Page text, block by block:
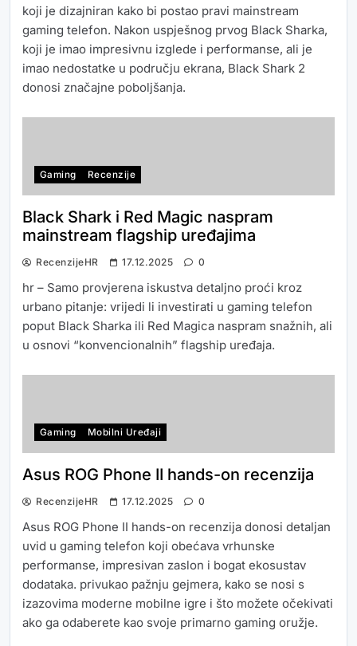
koji je dizajniran kako bi postao pravi mainstream
gaming telefon. Nakon uspješnog prvog Black Sharka,
koji je imao impresivnu izglede i performanse, ali je
imao nedostatke u području ekrana, Black Shark 2
donosi značajne poboljšanja.
Gaming Recenzije
Black Shark i Red Magic naspram
mainstream flagship uređajima
RecenzijeHR 17.12.2025 0
hr – Samo provjerenа iskustva detaljno proći kroz
urbano pitanje: vrijedi li investirati u gaming telefon
poput Black Sharka ili Red Magica naspram snažnih, ali
u osnovi “konvencionalnih” flagship uređaja.
Gaming Mobilni Uređaji
Asus ROG Phone II hands-on recenzija
RecenzijeHR 17.12.2025 0
Asus ROG Phone II hands-on recenzija donosi detaljan
uvid u gaming telefon koji obećava vrhunske
performanse, impresivan zaslon i bogat ekosustav
dodataka. privukao pažnju gejmera, kako se nosi s
izazovima moderne mobilne igre i što možete očekivati
ako ga odaberete kao svoje primarno gaming oružje.